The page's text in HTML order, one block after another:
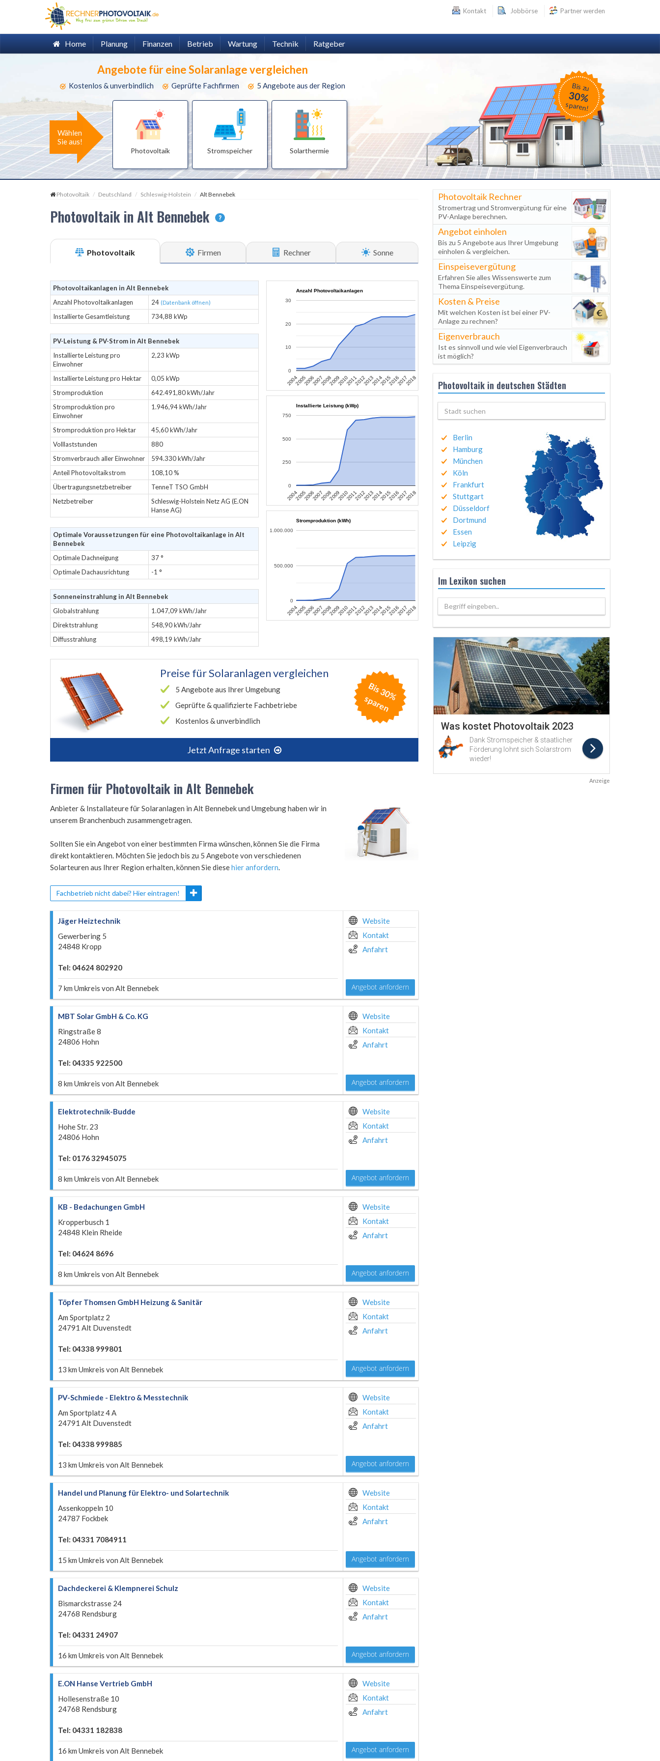
Kontakt Jobbörse Partner werden
Home Planung Finanzen Betrieb Wartung Technik Ratgeber
Angebote für eine Solaranlage vergleichen
Kostenlos & unverbindlich Geprüfte Fachfirmen 5 Angebote aus der Region
Wählen
Sie aus!
Photovoltaik Stromspeicher Solarthermie
Bis zu
30%
sparen!
Photovoltaik Deutschland Schleswig-Holstein Alt Bennebek
Photovoltaik in Alt Bennebek ?
Photovoltaik Firmen Rechner Sonne
Photovoltaikanlagen in Alt Bennebek
Anzahl Photovoltaikanlagen
24 (Datenbank öffnen)
Installierte Gesamtleistung 734,88 kWp
PV-Leistung & PV-Strom in Alt Bennebek
Installierte Leistung pro
Einwohner
2,23 kWp
Installierte Leistung pro Hektar
0,05 kWp
Stromproduktion
642.491,80 kWh/Jahr
Stromproduktion pro
Einwohner
1.946,94 kWh/Jahr
Stromproduktion pro Hektar
45,60 kWh/Jahr
Volllaststunden
880
Stromverbrauch aller Einwohner
594.330 kWh/Jahr
Anteil Photovoltaikstrom
108,10 %
Übertragungsnetzbetreiber
TenneT TSO GmbH
Netzbetreiber
Schleswig-Holstein Netz AG (E.ON
Hanse AG)
Optimale Voraussetzungen für eine Photovoltaikanlage in Alt
Bennebek
Optimale Dachneigung
37 °
Optimale Dachausrichtung
-1 °
Sonneneinstrahlung in Alt Bennebek
Globalstrahlung
1.047,09 kWh/Jahr
Direktstrahlung
548,90 kWh/Jahr
Diffusstrahlung
498,19 kWh/Jahr
Anzahl Photovoltaikanlagen
200420052006200720082009201020112012201320142015201620172018
0
10
20
30
Installierte Leistung (kWp)
200420052006200720082009201020112012201320142015201620172018
0
250
500
750
Stromproduktion (kWh)
200420052006200720082009201020112012201320142015201620172018
0
500.000
1.000.000
Preise fürSolaranlagen vergleichen
5 Angebote aus Ihrer Umgebung
Geprüfte & qualifizierte Fachbetriebe
Kostenlos & unverbindlich
Jetzt Anfrage starten
B
is
3
0
%
s
p
a
r
e
n
Firmen für Photovoltaik in Alt Bennebek
Anbieter & Installateure für Solaranlagen in Alt Bennebek und Umgebung haben wir in
unserem Branchenbuch zusammengetragen.
Sollten Sie ein Angebot von einer bestimmten Firma wünschen, können Sie die Firma
direkt kontaktieren. Möchten Sie jedoch bis zu 5 Angebote von verschiedenen
Solarteuren aus Ihrer Region erhalten, können Sie diesehier anfordern.
Fachbetrieb nicht dabei? Hier eintragen!
Jäger Heiztechnik
Gewerbering 5
24848 Kropp
Tel: 04624 802920
7 km Umkreis von Alt Bennebek
Website
Kontakt
Anfahrt
Angebot anfordern
MBT Solar GmbH & Co. KG
Ringstraße 8
24806 Hohn
Tel: 04335 922500
8 km Umkreis von Alt Bennebek
Website
Kontakt
Anfahrt
Angebot anfordern
Elektrotechnik-Budde
Hohe Str. 23
24806 Hohn
Tel: 0176 32945075
8 km Umkreis von Alt Bennebek
Website
Kontakt
Anfahrt
Angebot anfordern
KB - Bedachungen GmbH
Kropperbusch 1
24848 Klein Rheide
Tel: 04624 8696
8 km Umkreis von Alt Bennebek
Website
Kontakt
Anfahrt
Angebot anfordern
Töpfer Thomsen GmbH Heizung & Sanitär
Am Sportplatz 2
24791 Alt Duvenstedt
Tel: 04338 999801
13 km Umkreis von Alt Bennebek
Website
Kontakt
Anfahrt
Angebot anfordern
PV-Schmiede - Elektro & Messtechnik
Am Sportplatz 4 A
24791 Alt Duvenstedt
Tel: 04338 999885
13 km Umkreis von Alt Bennebek
Website
Kontakt
Anfahrt
Angebot anfordern
Handel und Planung für Elektro- und Solartechnik
Assenkoppeln 10
24787 Fockbek
Tel: 04331 7084911
15 km Umkreis von Alt Bennebek
Website
Kontakt
Anfahrt
Angebot anfordern
Dachdeckerei & Klempnerei Schulz
Bismarckstrasse 24
24768 Rendsburg
Tel: 04331 24907
16 km Umkreis von Alt Bennebek
Website
Kontakt
Anfahrt
Angebot anfordern
E.ON Hanse Vertrieb GmbH
Hollesenstraße 10
24768 Rendsburg
Tel: 04331 182838
16 km Umkreis von Alt Bennebek
Website
Kontakt
Anfahrt
Angebot anfordern
Photovoltaik Rechner
Stromertrag und Stromvergütung für eine
PV-Anlage berechnen.
Angebot einholen
Bis zu 5 Angebote aus Ihrer Umgebung
einholen & vergleichen.
Einspeisevergütung
Erfahren Sie alles Wissenswerte zum
Thema Einspeisevergütung.
Kosten & Preise
Mit welchen Kosten ist bei einer PV-
Anlage zu rechnen?
Eigenverbrauch
Ist es sinnvoll und wie viel Eigenverbrauch
ist möglich?
Photovoltaik in deutschen Städten
Berlin
Hamburg
München
Köln
Frankfurt
Stuttgart
Düsseldorf
Dortmund
Essen
Leipzig
Im Lexikon suchen
Begriff eingeben..
Anzeige